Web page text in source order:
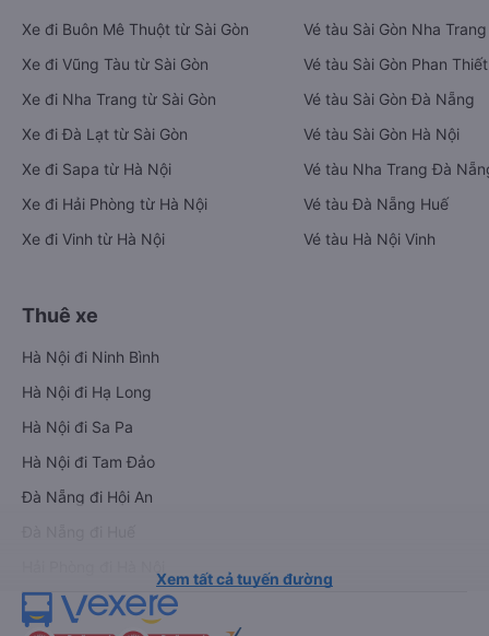
Xe đi Buôn Mê Thuột từ Sài Gòn
Xe đi Vũng Tàu từ Sài Gòn
Xe đi Nha Trang từ Sài Gòn
Xe đi Đà Lạt từ Sài Gòn
Xe đi Sapa từ Hà Nội
Xe đi Hải Phòng từ Hà Nội
Xe đi Vinh từ Hà Nội
Vé tàu Sài Gòn Nha Trang
Vé tàu Sài Gòn Phan Thiết
Vé tàu Sài Gòn Đà Nẵng
Vé tàu Sài Gòn Hà Nội
Vé tàu Nha Trang Đà
Vé tàu Đà Nẵng Huế
Vé tàu Hà Nội Vinh
Thuê xe
Hà Nội đi Ninh Bình
Hà Nội đi Hạ Long
Hà Nội đi Sa Pa
Hà Nội đi Tam Đảo
Đà Nẵng đi Hội An
Xem tất cả tuyến đường